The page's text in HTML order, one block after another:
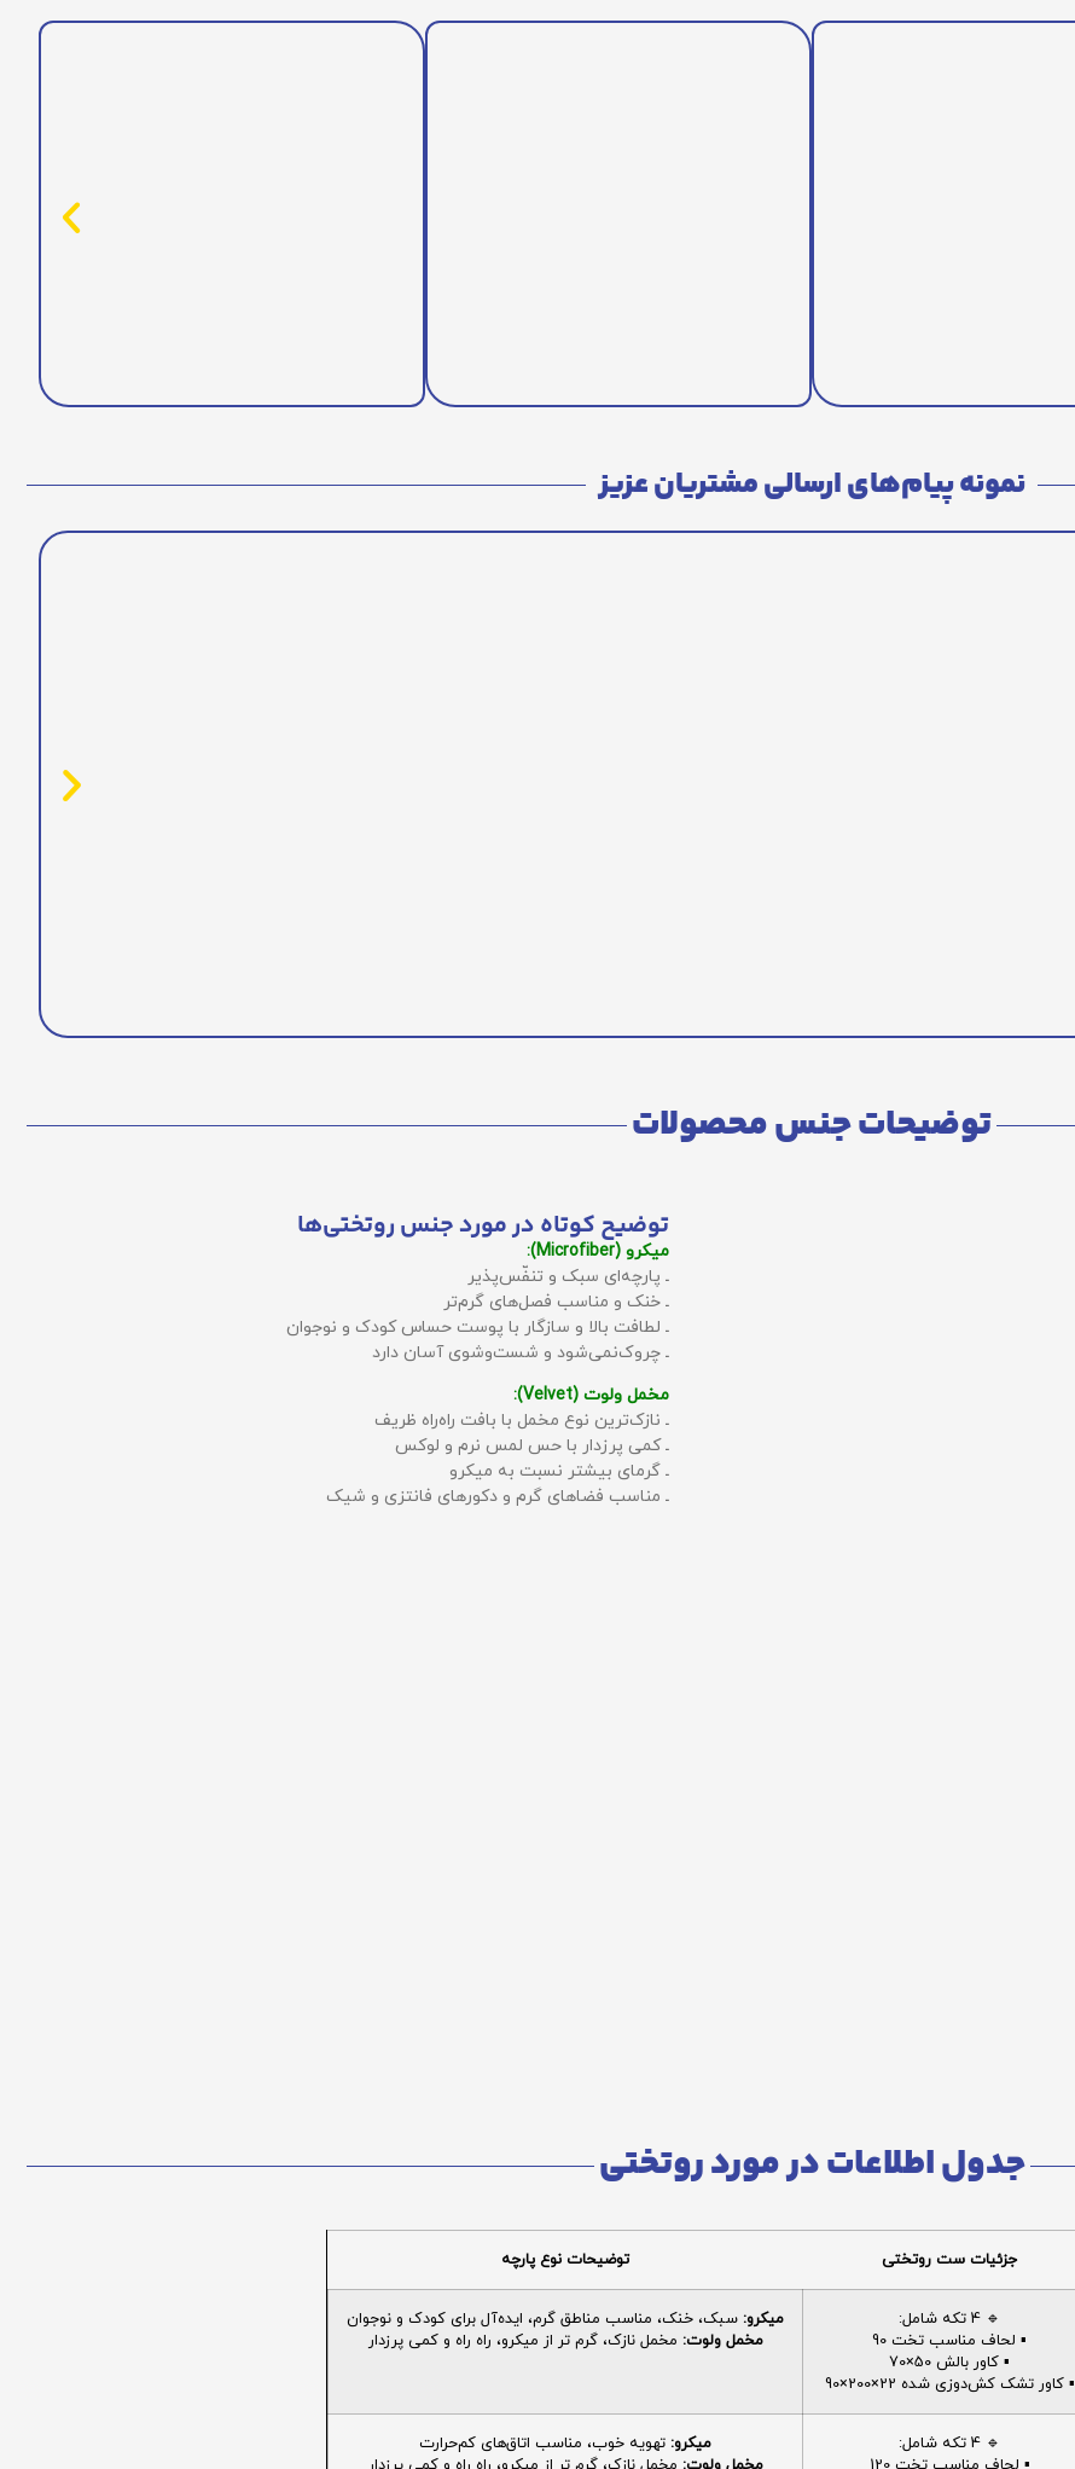
نمونه پیام‌های ارسالی مشتریان عزیز
توضیحات جنس محصولات
توضیح کوتاه در مورد جنس روتختی‌ها
میکرو (Microfiber):
ـ پارچه‌ای سبک و تنفّس‌پذیر
ـ خنک و مناسب فصل‌های گرم‌تر
ـ لطافت بالا و سازگار با پوست حساس کودک و نوجوان
ـ چروک‌نمی‌شود و شست‌وشوی آسان دارد
مخمل ولوت (Velvet):
ـ نازک‌ترین نوع مخمل با بافت راه‌راه ظریف
ـ کمی پرزدار با حس لمس نرم و لوکس
ـ گرمای بیشتر نسبت به میکرو
ـ مناسب فضاهای گرم و دکورهای فانتزی و شیک
جدول اطلاعات در مورد روتختی
جزئیات ست روتختی توضیحات نوع پارچه
🔹 4 تکه شامل:
▪️ لحاف مناسب تخت 90
▪️ کاور بالش 50×70
▪️ کاور تشک کش‌دوزی شده 22×200×90
میکرو: سبک، خنک، مناسب مناطق گرم، ایده‌آل برای کودک و نوجوان
مخمل ولوت: مخمل نازک، گرم تر از میکرو، راه راه و کمی پرزدار
🔹 4 تکه شامل:
میکرو: تهویه خوب، مناسب اتاق‌های کم‌حرارت